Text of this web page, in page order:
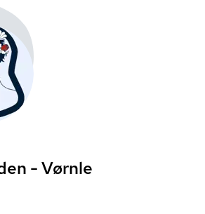
- Vørnle